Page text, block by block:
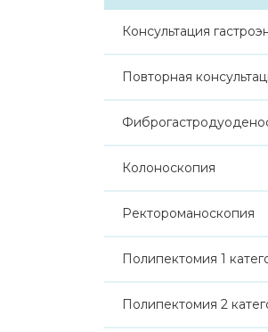
Консультация
Повторная
Колоноскопия
Ректороманоскопия
Полипектомия 1
Полипектомия 2